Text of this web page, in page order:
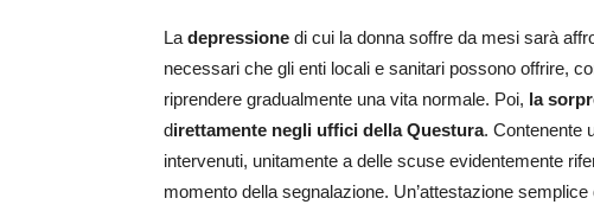
La depressione di cui la donna soffre da mesi sarà
necessari che gli enti locali e sanitari possono offrire,
riprendere gradualmente una vita normale. Poi, la
direttamente negli uffici della Questura. Contenente
intervenuti, unitamente a delle scuse evidentemente
momento della segnalazione. Un’attestazione